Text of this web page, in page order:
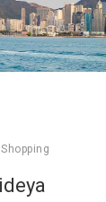
Shopping